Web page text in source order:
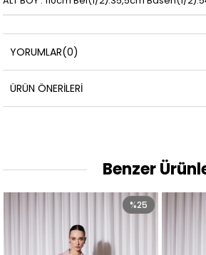
YORUMLAR(0)
ÜRÜN ÖNERILERI
Benzer
%25